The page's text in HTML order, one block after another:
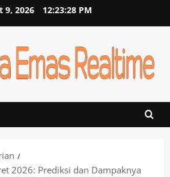
9, 2026 12:23:28 PM
2026: Prediksi dan Dampaknya